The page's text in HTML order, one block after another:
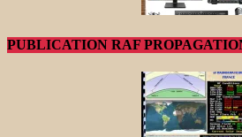
PUBLICATION RAF